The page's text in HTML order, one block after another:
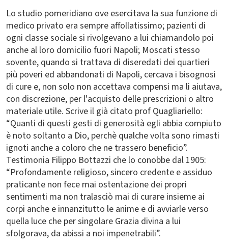
Lo studio pomeridiano ove esercitava la sua funzione di
medico privato era sempre affollatissimo; pazienti di
ogni classe sociale si rivolgevano a lui chiamandolo poi
anche al loro domicilio fuori Napoli; Moscati stesso
sovente, quando si trattava di diseredati dei quartieri
più poveri ed abbandonati di Napoli, cercava i bisognosi
di cure e, non solo non accettava compensi ma li aiutava,
con discrezione, per l'acquisto delle prescrizioni o altro
materiale utile. Scrive il già citato prof Quagliariello:
“Quanti di questi gesti di generosità egli abbia compiuto
è noto soltanto a Dio, perchè qualche volta sono rimasti
ignoti anche a coloro che ne trassero beneficio”.
Testimonia Filippo Bottazzi che lo conobbe dal 1905:
“Profondamente religioso, sincero credente e assiduo
praticante non fece mai ostentazione dei propri
sentimenti ma non tralasciò mai di curare insieme ai
corpi anche e innanzitutto le anime e di avviarle verso
quella luce che per singolare Grazia divina a lui
sfolgorava, da abissi a noi impenetrabili”.